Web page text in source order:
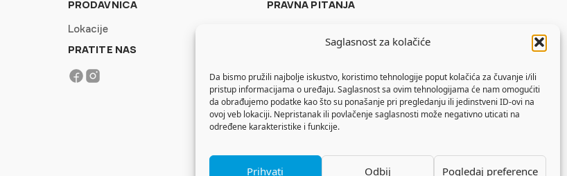
Saglasnost za kolačiće
Da bismo pružili najbolje iskustvo, koristimo tehnologije poput kolačića za čuvanje i/ili
pristup informacijama o uređaju. Saglasnost sa ovim tehnologijama će nam omogućiti
da obrađujemo podatke kao što su ponašanje pri pregledanju ili jedinstveni ID-ovi na
ovoj veb lokaciji. Nepristanak ili povlačenje saglasnosti može negativno uticati na
određene karakteristike i funkcije.
Prihvati Odbij Pogledaj preference
PRODAVNICA
Lokacije
PRATITE NAS
PRAVNA PITANJA
Uslovi korišćenja